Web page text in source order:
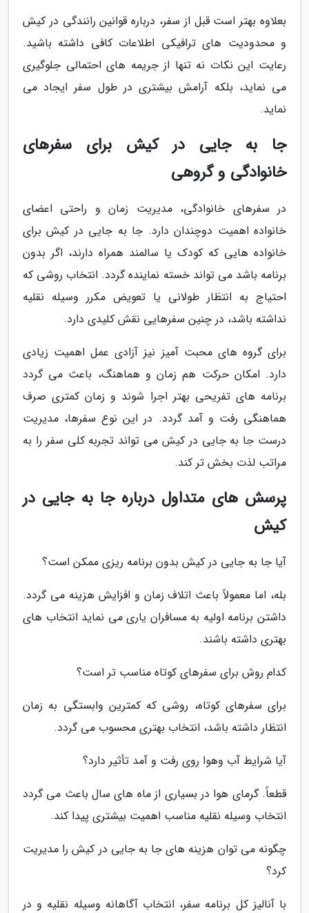
بعلاوه بهتر است قبل از سفر، درباره قوانین رانندگی در کیش
و محدودیت های ترافیکی اطلاعات کافی داشته باشید.
رعایت این نکات نه تنها از جریمه های احتمالی جلوگیری
می نماید، بلکه آرامش بیشتری در طول سفر ایجاد می
نماید.
جا به جایی در کیش برای سفرهای
خانوادگی و گروهی
در سفرهای خانوادگی، مدیریت زمان و راحتی اعضای
خانواده اهمیت دوچندان دارد. جا به جایی در کیش برای
خانواده هایی که کودک یا سالمند همراه دارند، اگر بدون
برنامه باشد می تواند خسته نماینده گردد. انتخاب روشی که
احتیاج به انتظار طولانی یا تعویض مکرر وسیله نقلیه
نداشته باشد، در چنین سفرهایی نقش کلیدی دارد.
برای گروه های محبت آمیز نیز آزادی عمل اهمیت زیادی
دارد. امکان حرکت هم زمان و هماهنگ، باعث می گردد
برنامه های تفریحی بهتر اجرا شوند و زمان کمتری صرف
هماهنگی رفت و آمد گردد. در این نوع سفرها، مدیریت
درست جا به جایی در کیش می تواند تجربه کلی سفر را به
مراتب لذت بخش تر کند.
پرسش های متداول درباره جا به جایی در
کیش
آیا جا به جایی در کیش بدون برنامه ریزی ممکن است؟
بله، اما معمولاً باعث اتلاف زمان و افزایش هزینه می گردد.
داشتن برنامه اولیه به مسافران یاری می نماید انتخاب های
بهتری داشته باشند.
کدام روش برای سفرهای کوتاه مناسب تر است؟
برای سفرهای کوتاه، روشی که کمترین وابستگی به زمان
انتظار داشته باشد، انتخاب بهتری محسوب می گردد.
آیا شرایط آب وهوا روی رفت و آمد تأثیر دارد؟
قطعاً. گرمای هوا در بسیاری از ماه های سال باعث می گردد
انتخاب وسیله نقلیه مناسب اهمیت بیشتری پیدا کند.
چگونه می توان هزینه های جا به جایی در کیش را مدیریت
کرد؟
با آنالیز کل برنامه سفر، انتخاب آگاهانه وسیله نقلیه و در